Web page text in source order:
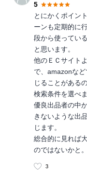
5
とにかくポイン
ーンも定期的に
段から使ってい
と思います。
他のＥＣサイト
で、amazonな
じることがある
検索条件を選べま
優良出品者の中
きないような出
じます。
総合的に見れば
のではないかと。
3